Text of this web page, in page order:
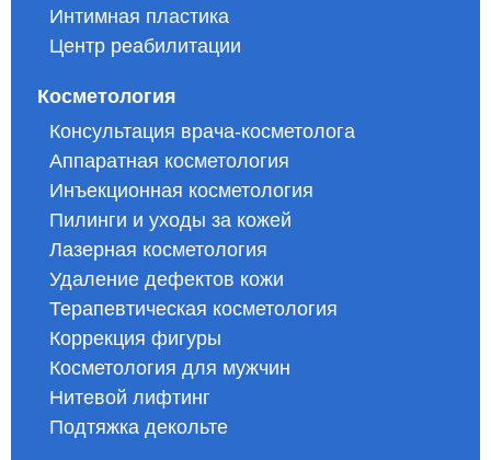
Интимная пластика
Центр реабилитации
Косметология
Консультация врача-косметолога
Аппаратная косметология
Инъекционная косметология
Пилинги и уходы за кожей
Лазерная косметология
Удаление дефектов кожи
Терапевтическая косметология
Коррекция фигуры
Косметология для мужчин
Нитевой лифтинг
Подтяжка декольте